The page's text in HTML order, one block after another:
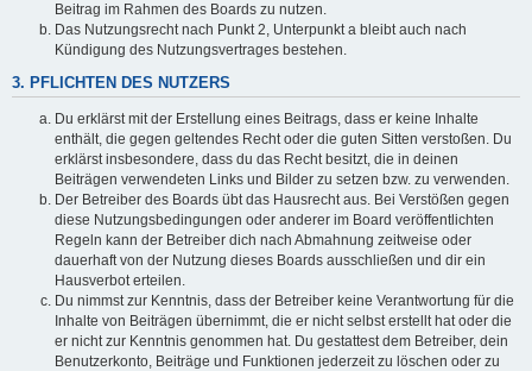
Beitrag im Rahmen des Boards zu nutzen.
Das Nutzungsrecht nach Punkt 2, Unterpunkt a bleibt auch nach
Kündigung des Nutzungsvertrages bestehen.
3. PFLICHTEN DES NUTZERS
Du erklärst mit der Erstellung eines Beitrags, dass er keine Inhalte
enthält, die gegen geltendes Recht oder die guten Sitten verstoßen. Du
erklärst insbesondere, dass du das Recht besitzt, die in deinen
Beiträgen verwendeten Links und Bilder zu setzen bzw. zu verwenden.
Der Betreiber des Boards übt das Hausrecht aus. Bei Verstößen gegen
diese Nutzungsbedingungen oder anderer im Board veröffentlichten
Regeln kann der Betreiber dich nach Abmahnung zeitweise oder
dauerhaft von der Nutzung dieses Boards ausschließen und dir ein
Hausverbot erteilen.
Du nimmst zur Kenntnis, dass der Betreiber keine Verantwortung für die
Inhalte von Beiträgen übernimmt, die er nicht selbst erstellt hat oder die
er nicht zur Kenntnis genommen hat. Du gestattest dem Betreiber, dein
Benutzerkonto, Beiträge und Funktionen jederzeit zu löschen oder zu